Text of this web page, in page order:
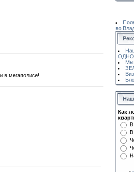
в мегаполисе!
во
Мы
Как
В
В